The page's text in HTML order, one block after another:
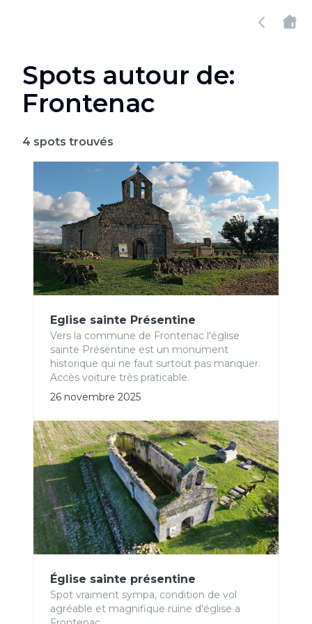
Spots autour de:
Frontenac
4 spots trouvés
Eglise sainte Présentine
Vers la commune de Frontenac l'église
sainte Présentine est un monument
historique qui ne faut surtout pas manquer.
Accès voiture très praticable.
26 novembre 2025
Église sainte présentine
Spot vraiment sympa, condition de vol
agréable et magnifique ruine d'église a